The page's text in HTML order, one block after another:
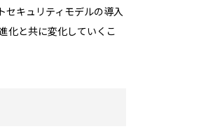
セキュリティモデルの導入
化と共に変化していくこ